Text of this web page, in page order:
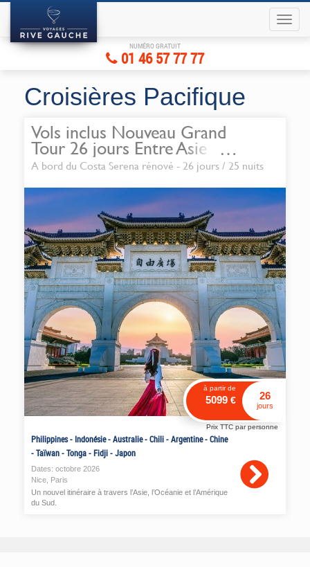
Croisières Pacifique
Vols inclus Nouveau Grand
Tour 26 jours Entre Asie et
Australie
A bord du Costa Serena rénové - 26 jours / 25 nuits
à partir de
5099€ 26
jours
Prix TTC par personne
Philippines- Indonésie-Australie-Chili-Argentine-Chine
-Taïwan-Tonga-Fidji-Japon
Dates: octobre 2026
Nice Paris
Un nouvel itinéraire à travers l’Asie, l’Océanie et l’Amérique
du Sud.
NUMÉRO GRATUIT
01 46 57 77 77